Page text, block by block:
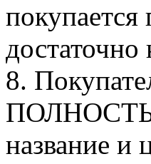
достаточно
8.
название и